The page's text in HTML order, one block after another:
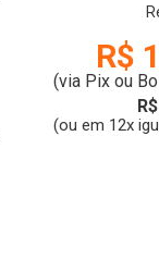
|
R$
(via Pix ou
(ou em 12x